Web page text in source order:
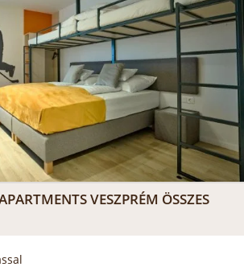
VESZPRÉM ÖSSZES